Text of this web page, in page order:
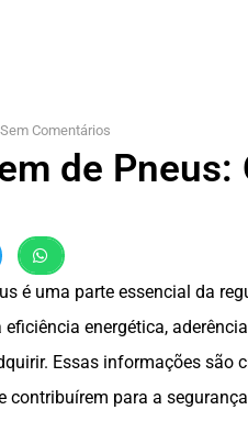
Sem Comentários
de Pneus:
é uma parte essencial da
energética,
Essas informações são
contribuírem para a